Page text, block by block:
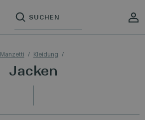
Manzetti Kleidung
Jacken